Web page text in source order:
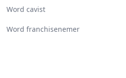
Word cavist
Word franchisenemer